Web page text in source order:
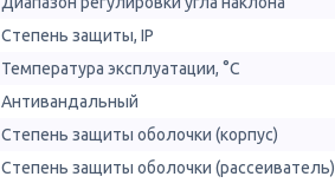
Степень защиты, IP
Температура эксплуатации, °С
Антивандальный
Степень защиты оболочки (корпус)
Степень защиты оболочки (рассеиватель)